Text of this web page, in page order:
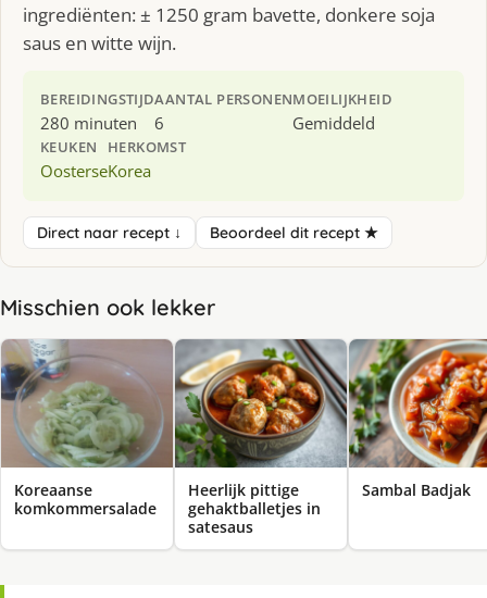
ingrediënten: ± 1250 gram bavette, donkere soja
saus en witte wijn.
BEREIDINGSTIJD
280 minuten
AANTAL PERSONEN
6
MOEILIJKHEID
Gemiddeld
KEUKEN
Oosterse
HERKOMST
Korea
Direct naar recept ↓ Beoordeel dit recept ★
Misschien ook lekker
Koreaanse
komkommersalade
Heerlijk pittige
gehaktballetjes in
satesaus
Sambal Badjak